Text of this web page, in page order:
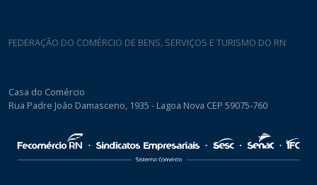
FEDERAÇÃO DO COMÉRCIO DE BENS, SERVIÇOS E TURISMO DO RN
Casa do Comércio
Rua Padre João Damasceno, 1935 - Lagoa Nova CEP 59075-760